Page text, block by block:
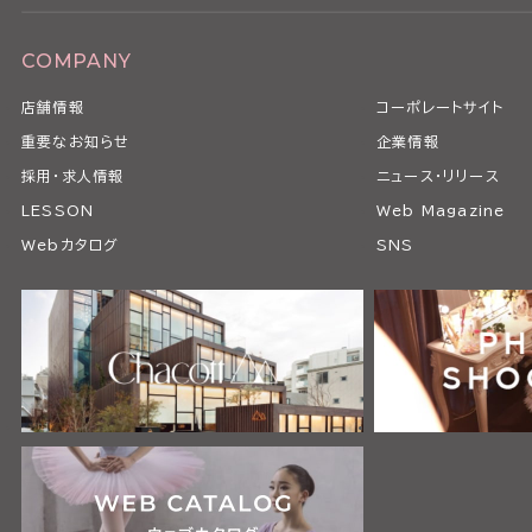
COMPANY
店舗情報 コーポレートサイト
重要なお知らせ 企業情報
採用・求人情報 ニュース・リリース
LESSON Web Magazine
Webカタログ SNS